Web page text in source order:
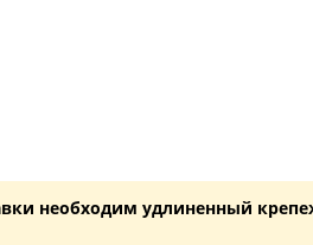
необходим удлиненный